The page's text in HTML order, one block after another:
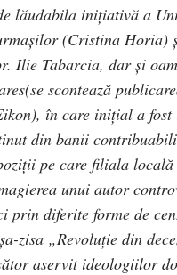
lăudabila inițiativă a
(Cristina Horia)
Ilie Tabarcia, dar și
scontează
în care inițial a
din banii
pe care filiala
unui autor
prin diferite forme de
zisa „Revoluție din
aservit ideologiilor